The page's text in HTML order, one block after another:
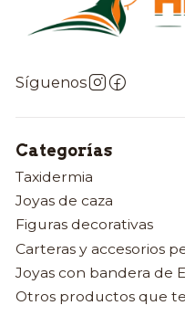
Síguenos
Categorías
Taxidermia
Joyas de caza
Figuras decorativas
Carteras y accesorios
Joyas con bandera de
Otros productos que